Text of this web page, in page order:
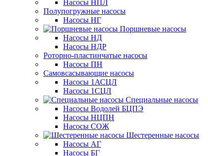
Насосы НПЛ
Полупогружные насосы
Насосы НГ
Поршневые насосы
Насосы НД
Насосы НДР
Роторно-пластинчатые насосы
Насосы ПН
Самовсасывающие насосы
Насосы 1АСЦЛ
Насосы 1СЦЛ
Специальные насосы
Насосы Водолей БЦПЭ
Насосы НЦПН
Насосы СОЖ
Шестеренные насосы
Насосы АГ
Насосы БГ